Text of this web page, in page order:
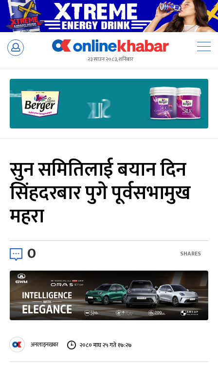
Skip
२३ साउन २०८३, शनिबार
सुन समितिलाई बयान दिन
सिंहदरबार पुगे पूर्वसभामुख
महरा
0 SHARES
अनलाइनखबर २०८० माघ २५ गते १७:२७